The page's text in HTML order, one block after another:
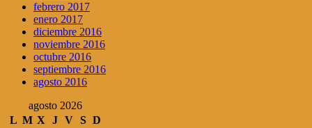
febrero 2017
enero 2017
diciembre 2016
noviembre 2016
octubre 2016
septiembre 2016
agosto 2016
agosto 2026
L M X J V S D